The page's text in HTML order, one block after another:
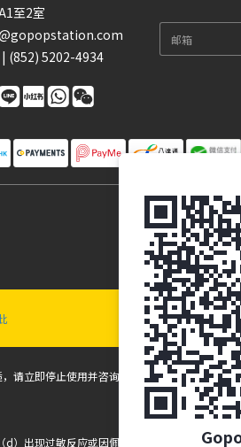
至2室
(852) 5202-4934
立即停止使用并咨询眼保健专业人员。所有
出现过敏反应或因佩戴而产生的任何眼睛健